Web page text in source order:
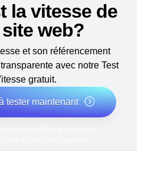
la vitesse de
web?
et son référencement
avec notre Test
gratuit.
tester maintenant